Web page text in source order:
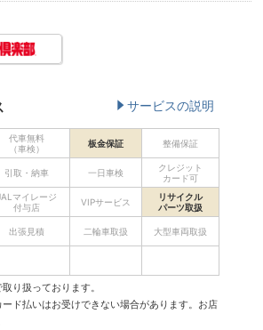
サービスの説明
代車無料
（車検）
板金保証 整備保証
引取・納車 一日車検
クレジット
カード可
マイレージ
付与店
VIPサービス
リサイクル
パーツ取扱
出張見積 二輪車取扱 大型車両取扱
り扱っております。
ド払いはお受けできない場合があります。お店